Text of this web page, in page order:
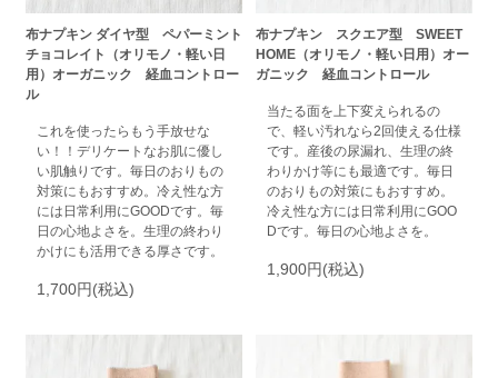
布ナプキン ダイヤ型 ペパーミント
チョコレイト（オリモノ・軽い日
用）オーガニック 経血コントロー
ル
これを使ったらもう手放せな
い！！デリケートなお肌に優し
い肌触りです。毎日のおりもの
対策にもおすすめ。冷え性な方
には日常利用にGOODです。毎
日の心地よさを。生理の終わり
かけにも活用できる厚さです。
1,700円(税込)
布ナプキン スクエア型 SWEET
HOME（オリモノ・軽い日用）オー
ガニック 経血コントロール
当たる面を上下変えられるの
で、軽い汚れなら2回使える仕様
です。産後の尿漏れ、生理の終
わりかけ等にも最適です。毎日
のおりもの対策にもおすすめ。
冷え性な方には日常利用にGOO
Dです。毎日の心地よさを。
1,900円(税込)